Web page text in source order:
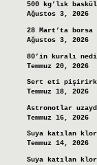
500 kg’lık
Ağustos 3, 2026
28 Mart’ta borsa
Ağustos 3, 2026
80’in kuralı
Temmuz 20, 2026
Sert eti
Temmuz 18, 2026
Astronotlar
Temmuz 16, 2026
Suya katılan
Temmuz 14, 2026
Suya katılan